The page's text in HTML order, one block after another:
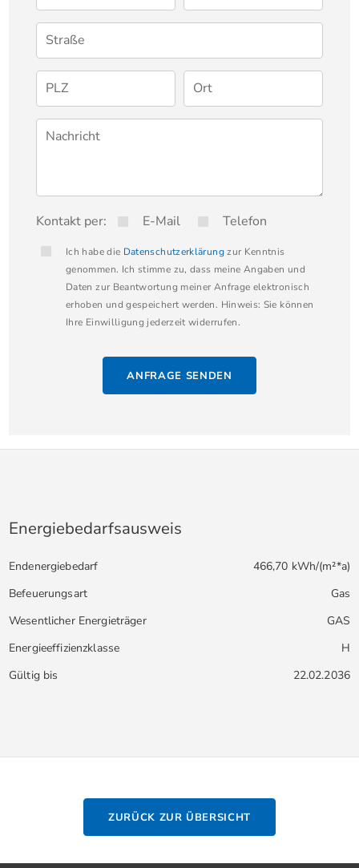
guten Erweiterungsmöglichkeiten. Perfekt für alle,
die Wert auf Eigenständigkeit, gemütliche
Außenflächen und zusätzliche Nutzräume legen. Auf
dem ca. 260 m² großen Grundstück steht ein
Nebengebäude zur Verfügung, welches das
Gestaltungsideen. Die Scheune eignet sich
zusätzliche Lagermöglichkeit. Der Keller im Haus
ergänzt dieses umfangreiche Raumangebot ideal.
Straße
PLZ Ort
Nachricht
Kontakt per: E-Mail Telefon
Ich habe die Datenschutzerklärungzur Kenntnis
genommen. Ich stimme zu, dass meine Angaben und
Daten zur Beantwortung meiner Anfrage elektronisch
erhoben und gespeichert werden. Hinweis: Sie können
Ihre Einwilligung jederzeit widerrufen.
ANFRAGE SENDEN
Energiebedarfsausweis
Endenergiebedarf
466,70 kWh/(m²*a)
Befeuerungsart
Gas
Wesentlicher Energieträger
GAS
Energieeffizienzklasse
H
Gültig bis
22.02.2036
ZURÜCK ZUR ÜBERSICHT